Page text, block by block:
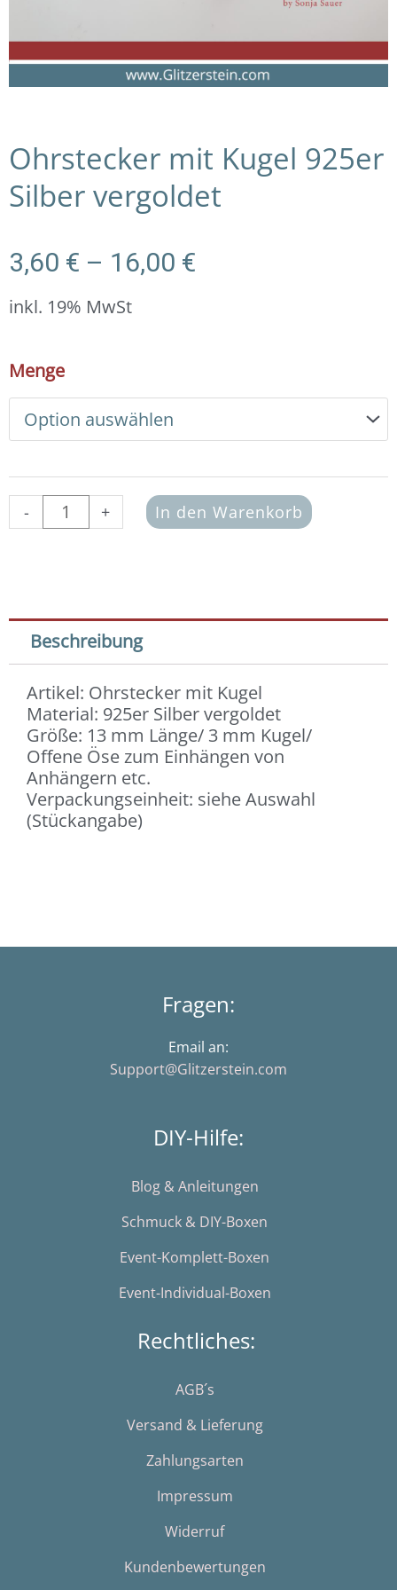
Ohrstecker mit Kugel 925er
Silber vergoldet
3,60 € – 16,00 €
inkl. 19% MwSt
Menge
-
Ohrstecker
mit
Kugel
925er
Silber
Menge
+ In den Warenkorb
Beschreibung
Artikel: Ohrstecker mit Kugel
Material: 925er Silber vergoldet
Größe: 13 mm Länge/ 3 mm Kugel/
Offene Öse zum Einhängen von
Anhängern etc.
Verpackungseinheit: siehe Auswahl
(Stückangabe)
Fragen:
Email an:
Support@Glitzerstein.com
DIY-Hilfe:
Blog & Anleitungen
Schmuck & DIY-Boxen
Event-Komplett-Boxen
Event-Individual-Boxen
Rechtliches:
AGB´s
Versand & Lieferung
Zahlungsarten
Impressum
Widerruf
Kundenbewertungen